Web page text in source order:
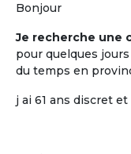
Bonjour
Je recherche une
pour quelques
du temps en
j ai 61 ans discret et